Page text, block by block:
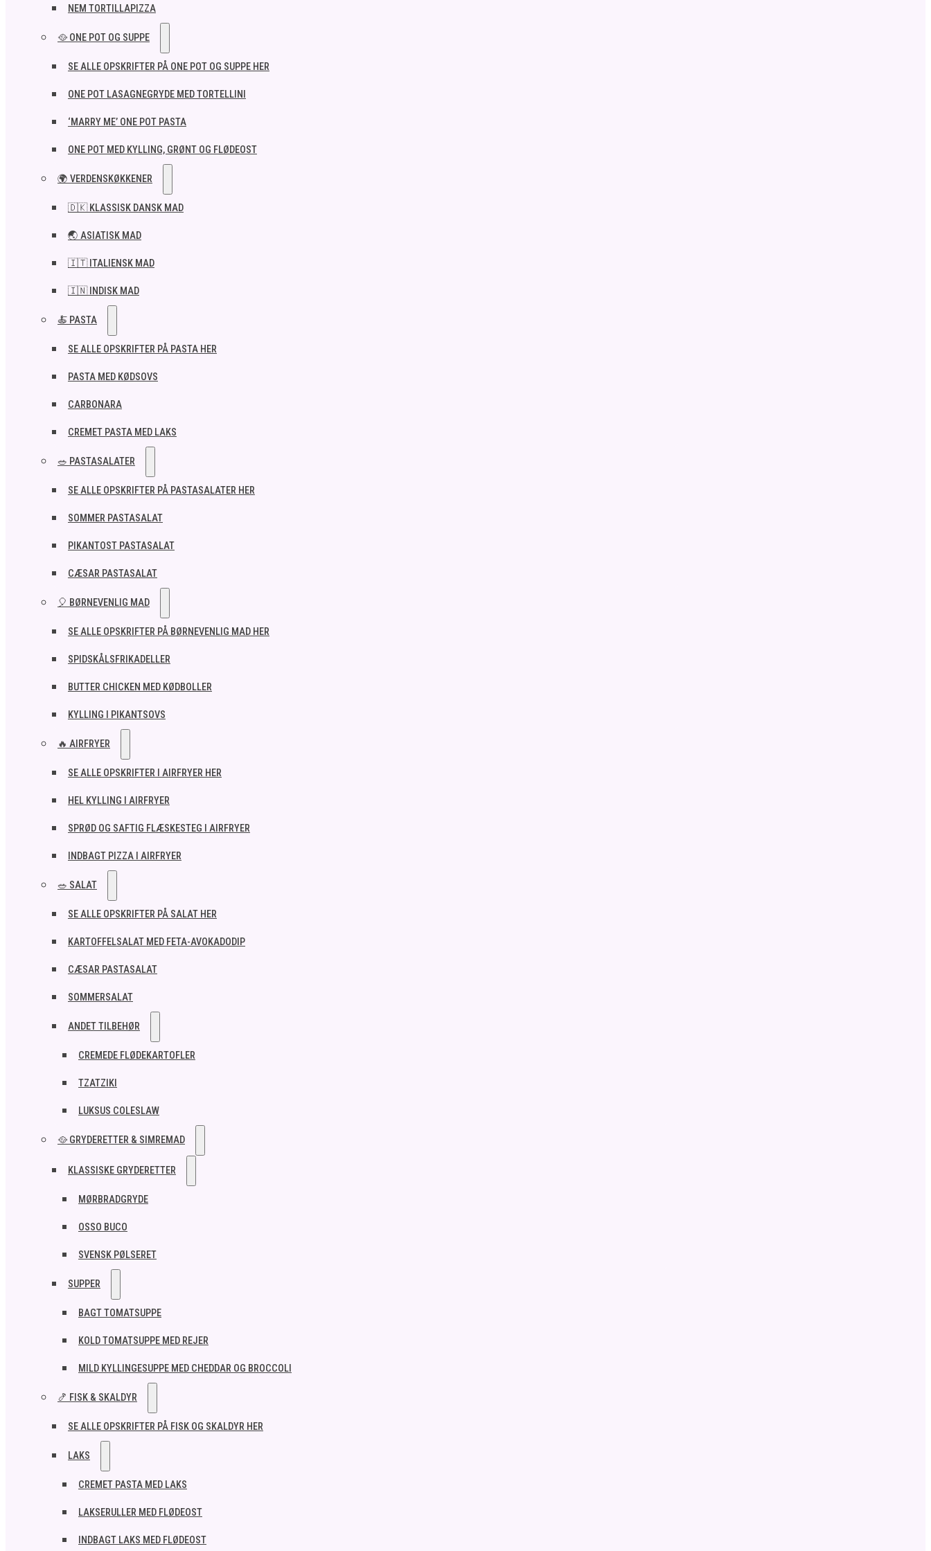
NEM TORTILLAPIZZA
🥘 ONE POT OG SUPPE
SE ALLE OPSKRIFTER PÅ ONE POT OG SUPPE HER
ONE POT LASAGNEGRYDE MED TORTELLINI
‘MARRY ME’ ONE POT PASTA
ONE POT MED KYLLING, GRØNT OG FLØDEOST
🌍 VERDENSKØKKENER
🇩🇰 KLASSISK DANSK MAD
🌏 ASIATISK MAD
🇮🇹 ITALIENSK MAD​
🇮🇳 INDISK MAD​
🍝 PASTA
SE ALLE OPSKRIFTER PÅ PASTA HER
PASTA MED KØDSOVS
CARBONARA
CREMET PASTA MED LAKS
🥗 PASTASALATER
SE ALLE OPSKRIFTER PÅ PASTASALATER HER
SOMMER PASTASALAT
PIKANTOST PASTASALAT
CÆSAR PASTASALAT
🎈 BØRNEVENLIG MAD
SE ALLE OPSKRIFTER PÅ BØRNEVENLIG MAD HER
SPIDSKÅLSFRIKADELLER
BUTTER CHICKEN MED KØDBOLLER
KYLLING I PIKANTSOVS
🔥 AIRFRYER
SE ALLE OPSKRIFTER I AIRFRYER HER
HEL KYLLING I AIRFRYER
SPRØD OG SAFTIG FLÆSKESTEG I AIRFRYER
INDBAGT PIZZA I AIRFRYER
🥗 SALAT
SE ALLE OPSKRIFTER PÅ SALAT HER
KARTOFFELSALAT MED FETA-AVOKADODIP
CÆSAR PASTASALAT
SOMMERSALAT
ANDET TILBEHØR
CREMEDE FLØDEKARTOFLER
TZATZIKI
LUKSUS COLESLAW
🥘 GRYDERETTER & SIMREMAD
KLASSISKE GRYDERETTER
MØRBRADGRYDE
OSSO BUCO
SVENSK PØLSERET
SUPPER
BAGT TOMATSUPPE
KOLD TOMATSUPPE MED REJER
MILD KYLLINGESUPPE MED CHEDDAR OG BROCCOLI
🍤 FISK & SKALDYR
SE ALLE OPSKRIFTER PÅ FISK OG SKALDYR HER
LAKS
CREMET PASTA MED LAKS
LAKSERULLER MED FLØDEOST
INDBAGT LAKS MED FLØDEOST